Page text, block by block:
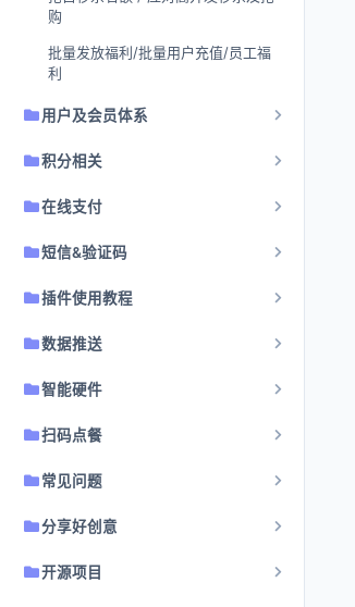
购
批量发放福利/批量用户充值/员工福
利
用户及会员体系
积分相关
在线支付
短信&验证码
插件使用教程
数据推送
智能硬件
扫码点餐
常见问题
分享好创意
开源项目